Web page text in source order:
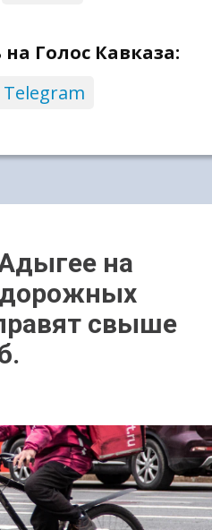
Голос Кавказа:
Telegram
на
свыше